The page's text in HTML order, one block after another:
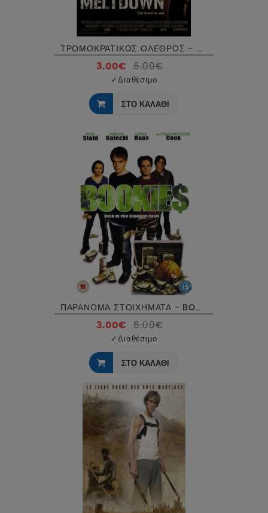
ΤΡΟΜΟΚΡΑΤΙΚΟΣ ΟΛΕΘΡΟΣ - AMERICAN MELTDOWN DVD USED
3.00€ 6.00€
✓Διαθέσιμο
ΣΤΟ ΚΑΛΑΘΙ
ΠΑΡΑΝΟΜΑ ΣΤΟΙΧΗΜΑΤΑ - BOOKIES DVD USED
3.00€ 6.00€
✓Διαθέσιμο
ΣΤΟ ΚΑΛΑΘΙ